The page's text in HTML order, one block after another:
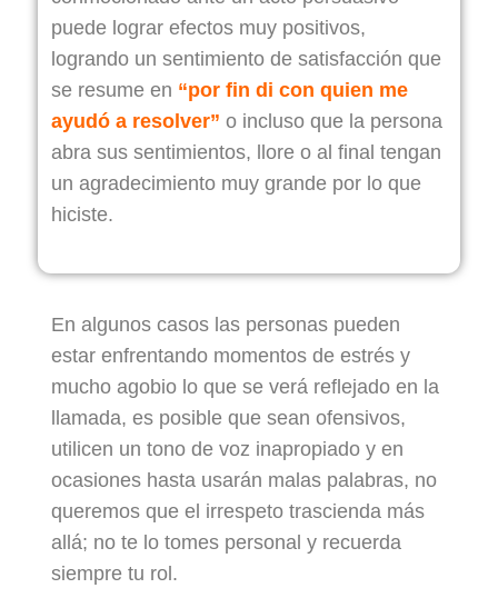
puede lograr efectos muy positivos,
logrando un sentimiento de satisfacción que
se resume en “por fin di con quien me
ayudó a resolver” o incluso que la persona
abra sus sentimientos, llore o al final tengan
un agradecimiento muy grande por lo que
hiciste.
En algunos casos las personas pueden
estar enfrentando momentos de estrés y
mucho agobio lo que se verá reflejado en la
llamada, es posible que sean ofensivos,
utilicen un tono de voz inapropiado y en
ocasiones hasta usarán malas palabras, no
queremos que el irrespeto trascienda más
allá; no te lo tomes personal y recuerda
siempre tu rol.